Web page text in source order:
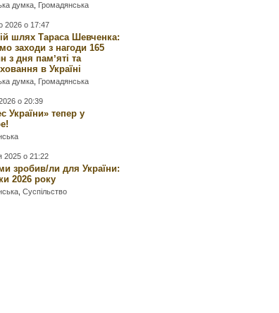
думка Громадянська
2026 о 17:47
шлях Тараса Шевченка:
заходи з нагоди 165
з дня памʼяті та
в Україні
думка Громадянська
о 20:39
України» тепер у
2025 о 21:22
зробив/ли для України:
2026 року
,Суспільство